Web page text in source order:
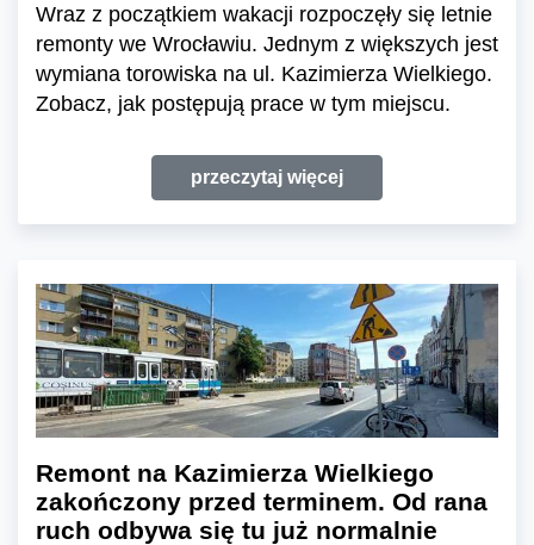
Wraz z początkiem wakacji rozpoczęły się letnie
remonty we Wrocławiu. Jednym z większych jest
wymiana torowiska na ul. Kazimierza Wielkiego.
Zobacz, jak postępują prace w tym miejscu.
przeczytaj więcej
Remont na Kazimierza Wielkiego
zakończony przed terminem. Od rana
ruch odbywa się tu już normalnie